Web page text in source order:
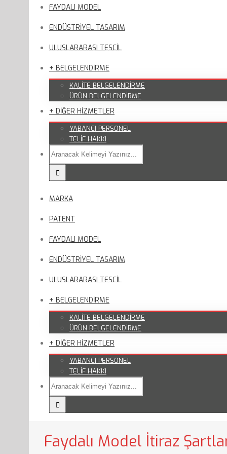
FAYDALI MODEL
ENDÜSTRİYEL TASARIM
ULUSLARARASI TESCİL
+ BELGELENDİRME
KALİTE BELGELENDİRME
ÜRÜN BELGELENDİRME
+ DİĞER HİZMETLER
YABANCI PERSONEL
TELİF HAKKI
MARKA
PATENT
FAYDALI MODEL
ENDÜSTRİYEL TASARIM
ULUSLARARASI TESCİL
+ BELGELENDİRME
KALİTE BELGELENDİRME
ÜRÜN BELGELENDİRME
+ DİĞER HİZMETLER
YABANCI PERSONEL
TELİF HAKKI
Faydalı Model İtiraz